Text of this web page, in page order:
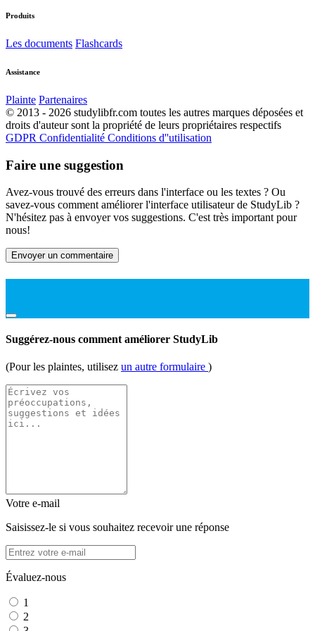
Produits
Les documents Flashcards
Assistance
Plainte Partenaires
© 2013 - 2026 studylibfr.com toutes les autres marques déposées et
droits d'auteur sont la propriété de leurs propriétaires respectifs
GDPR Confidentialité Conditions d''utilisation
Faire une suggestion
Avez-vous trouvé des erreurs dans l'interface ou les textes ? Ou
savez-vous comment améliorer l'interface utilisateur de StudyLib ?
N'hésitez pas à envoyer vos suggestions. C'est très important pour
nous!
Envoyer un commentaire
Suggérez-nous comment améliorer StudyLib
(Pour les plaintes, utilisez un autre formulaire )
Votre e-mail
Saisissez-le si vous souhaitez recevoir une réponse
Évaluez-nous
1
2